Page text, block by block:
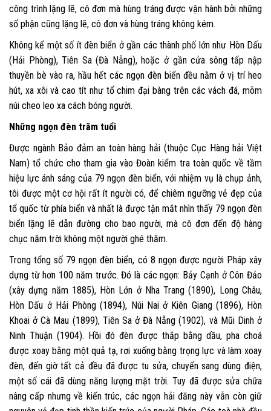
công trình lặng lẽ, cô đơn mà hùng tráng được vận hành bởi những
số phận cũng lặng lẽ, cô đơn và hùng tráng không kém.
Không kể một số ít đèn biển ở gần các thành phố lớn như Hòn Dấu
(Hải Phòng), Tiên Sa (Đà Nẵng), hoặc ở gần cửa sông tấp nập
thuyền bè vào ra, hầu hết các ngọn đèn biển đều nằm ở vị trí heo
hút, xa xôi và cao tít như tổ chim đại bàng trên các vách đá, mõm
núi cheo leo xa cách bóng người.
Những ngọn đèn trăm tuổi
Được ngành Bảo đảm an toàn hàng hải (thuộc Cục Hàng hải Việt
Nam) tổ chức cho tham gia vào Đoàn kiểm tra toàn quốc về tầm
hiệu lực ánh sáng của 79 ngọn đèn biển, với nhiệm vụ là chụp ảnh,
tôi được một cơ hội rất ít người có, để chiêm ngưỡng vẻ đẹp của
tổ quốc từ phía biển và nhất là được tận mắt nhìn thấy 79 ngọn đèn
biển lặng lẽ dẫn đường cho bao người, mà cô đơn đến độ hàng
chục năm trời không một người ghé thăm.
Trong tổng số 79 ngọn đèn biển, có 8 ngọn được người Pháp xây
dựng từ hơn 100 năm trước. Đó là các ngọn: Bảy Cạnh ở Côn Đảo
(xây dựng năm 1885), Hòn Lớn ở Nha Trang (1890), Long Châu,
Hòn Dấu ở Hải Phòng (1894), Núi Nai ở Kiên Giang (1896), Hòn
Khoai ở Cà Mau (1899), Tiên Sa ở Đà Nẵng (1902), và Mũi Dinh ở
Ninh Thuận (1904). Hồi đó đèn được thắp bằng dầu, pha choá
được xoay bằng một quả tạ, rơi xuống bằng trọng lực và làm xoay
đèn, đến giờ tất cả đều đã được tu sửa, chuyển sang dùng điện,
một số cái đã dùng năng lượng mặt trời. Tuy đã được sửa chữa
nâng cấp nhưng về kiến trúc, các ngọn hải đăng này vẫn còn giữ